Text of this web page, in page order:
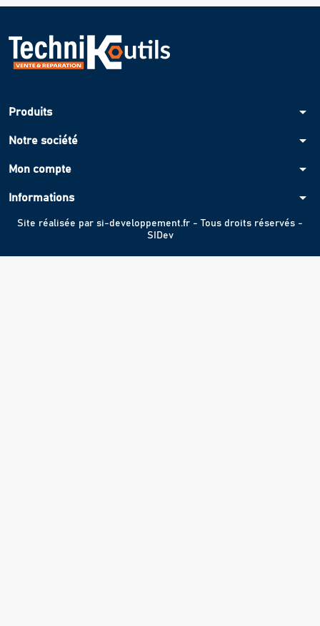
Produits arrow_drop_down
Notre société arrow_drop_down
Mon compte arrow_drop_down
Informations arrow_drop_down
Site réalisée par si-developpement.fr - Tous droits réservés -
SIDev